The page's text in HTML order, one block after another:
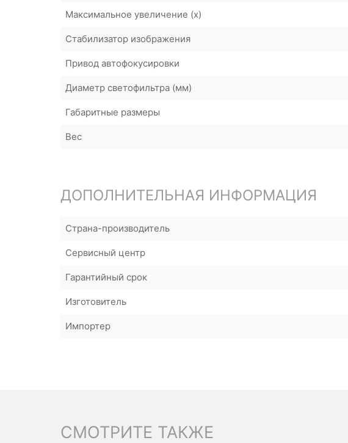
Максимальное увеличение (x)
Стабилизатор изображения
Привод автофокусировки
Диаметр светофильтра (мм)
Габаритные размеры
Вес
ДОПОЛНИТЕЛЬНАЯ ИНФОРМАЦИЯ
Страна-производитель
Сервисный центр
Гарантийный срок
Изготовитель
Импортер
СМОТРИТЕ ТАКЖЕ